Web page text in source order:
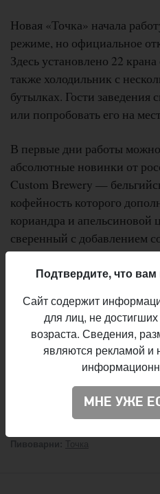
Новая «Точка» начала
режиме, но официальное
Здесь установлено 22
также холодильник с
бутылках. Гости заведения
или попробовать его на
В первые дни работы можно
абсолютные новинки от
Custom Brewery —
кофейность которого
кориандра и апельсиновой
сверенный с добавлением
мандаринов.
Магазин-бар «Точка»
Адрес:Минск, ул.
Телефон:+375 17 2562790
Время работы:пн-вс
Пивоварни: Точка
Подтвердите, что
Сайт содержит
для лиц, не
возраста. Сведения,
являются рекламой и
МНЕ УЖЕ